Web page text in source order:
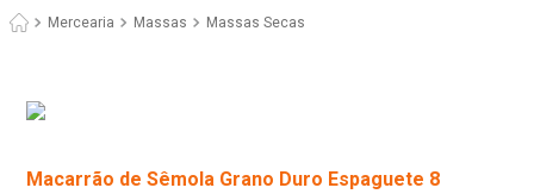
Mercearia Massas Massas Secas
Macarrão de Sêmola Grano Duro Espaguete 8